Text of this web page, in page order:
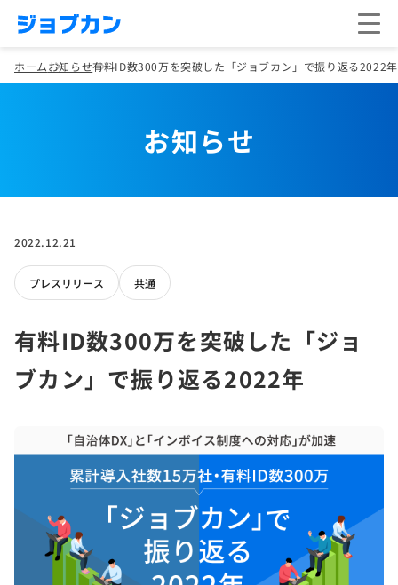
ホームお知らせ有料ID数300万を突破した「ジョブカン」で振り返る2022年
お知らせ
2022.12.21
プレスリリース 共通
有料ID数300万を突破した「ジョ
ブカン」で振り返る2022年